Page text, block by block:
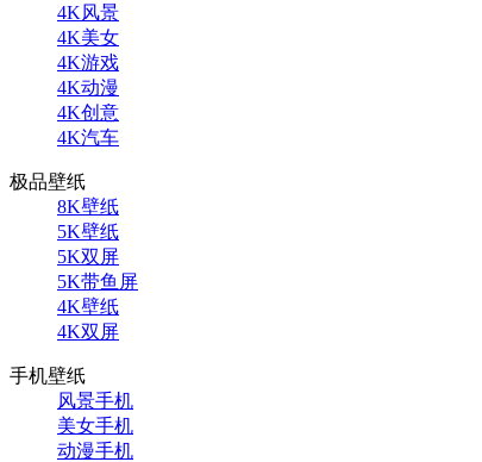
4K风景
4K美女
4K游戏
4K动漫
4K创意
4K汽车
极品壁纸
8K壁纸
5K壁纸
5K双屏
5K带鱼屏
4K壁纸
4K双屏
手机壁纸
风景手机
美女手机
动漫手机